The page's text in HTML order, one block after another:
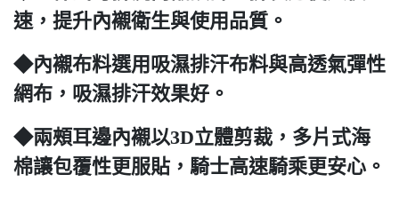
速，提升內襯衛生與使用品質。
◆內襯布料選用吸濕排汗布料與高透氣彈性
網布，吸濕排汗效果好。
◆兩頰耳邊內襯以3D立體剪裁，多片式海
棉讓包覆性更服貼，騎士高速騎乘更安心。